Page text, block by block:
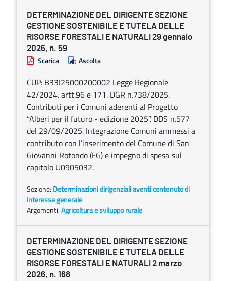
DETERMINAZIONE DEL DIRIGENTE SEZIONE
GESTIONE SOSTENIBILE E TUTELA DELLE
RISORSE FORESTALI E NATURALI 29 gennaio
2026, n. 59
Scarica Ascolta
CUP: B33I25000200002 Legge Regionale
42/2024. artt.96 e 171. DGR n.738/2025.
Contributi per i Comuni aderenti al Progetto
“Alberi per il futuro - edizione 2025”. DDS n.577
del 29/09/2025. Integrazione Comuni ammessi a
contributo con l’inserimento del Comune di San
Giovanni Rotondo (FG) e impegno di spesa sul
capitolo U0905032.
Sezione: Determinazioni dirigenziali aventi contenuto di
interesse generale
Argomenti:Agricoltura e sviluppo rurale
DETERMINAZIONE DEL DIRIGENTE SEZIONE
GESTIONE SOSTENIBILE E TUTELA DELLE
RISORSE FORESTALI E NATURALI 2 marzo
2026, n. 168